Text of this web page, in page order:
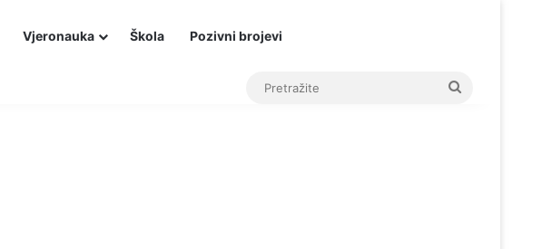
Vjeronauka Škola Pozivni brojevi